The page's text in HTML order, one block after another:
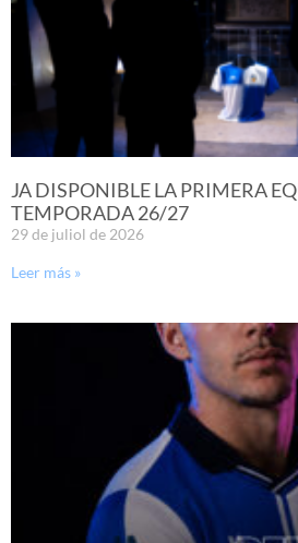
JA DISPONIBLE LA PRIMERA
TEMPORADA 26/27
29 de juliol de 2026
Leer más »